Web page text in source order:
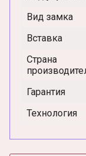
Вид замка
Вставка
Страна
Гарантия
Технология